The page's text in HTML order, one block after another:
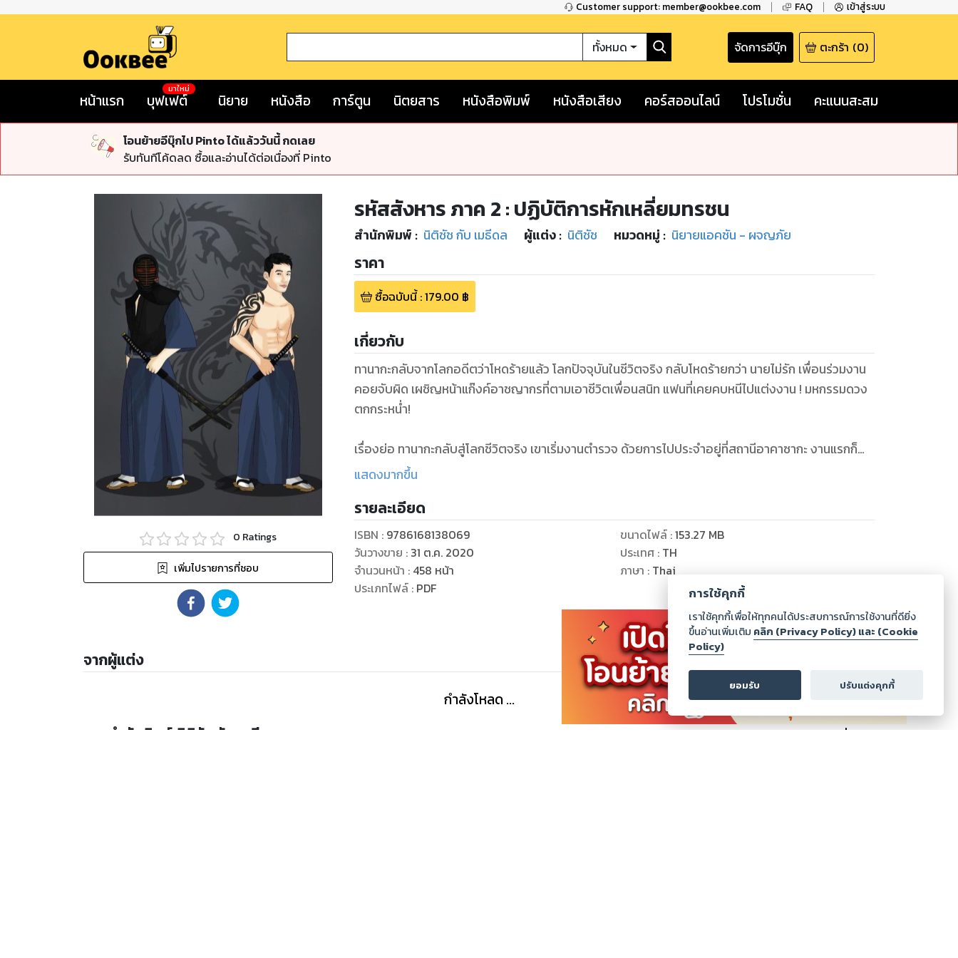
Customer support: member@ookbee.com FAQ เข้าสู่ระบบ
ทั้งหมด จัดการอีบุ๊ก ตะกร้า (0)
หน้าแรก บุฟเฟต์
มาใหม่
นิยาย หนังสือ การ์ตูน นิตยสาร หนังสือพิมพ์ หนังสือเสียง คอร์สออนไลน์ โปรโมชั่น คะแนนสะสม
โอนย้ายอีบุ๊กไป Pinto ได้แล้ววันนี้ กดเลย
รับทันทีโค้ดลด ซื้อและอ่านได้ต่อเนื่องที่ Pinto
0 Ratings
เพิ่มไปรายการที่ชอบ
รหัสสังหาร ภาค 2 : ปฏิบัติการหักเหลี่ยมทรชน
สำนักพิมพ์ : นิติชัช กับ เมธีดล ผู้แต่ง : นิติชัช หมวดหมู่ : นิยายแอคชัน - ผจญภัย
ราคา
ซื้อฉบับนี้:179.00 ฿
เกี่ยวกับ
ทานากะกลับจากโลกอดีตว่าโหดร้ายแล้ว โลกปัจจุบันในชีวิตจริง กลับโหดร้ายกว่า นายไม่รัก เพื่อนร่วมงาน
คอยจับผิด เผชิญหน้าแก๊งค์อาชญากรที่ตามเอาชีวิตเพื่อนสนิท แฟนที่เคยคบหนีไปแต่งงาน ! มหกรรมดวง
ตกกระหน่ำ!
เรื่องย่อ ทานากะกลับสู่โลกชีวิตจริง เขาเริ่มงานตำรวจ ด้วยการไปประจำอยู่ที่สถานีอาคาซากะ งานแรกก็
เผชิญกับคดีวางระเบิดอาคารอิวาเตะ และงานต่อมาคือจับตัวสายส่งยาเสพติด ซึ่งเป็นคนส่งยาให้กับ
ส่งยาคนนี้ โดยอ้างว่าทานากะจับคนผิด เขาผิดหวังในตัว หน.ของเขามาก ที่ทำเช่นนี้ แต่ในความเป็นจริง ใน
โลกของอาชญากร มีอะไรที่เป็นเบื้องลึกเบื้องหลังมากกว่านั้น ทานากะเริ่มสงสัยว่า หน.ของเขา จะเป็น 1 ใน
ขบวนการค้ายาเสพติด ที่แฝงตัวมาเป็นตำรวจ ถึงได้ขัดขวางการทำงานของเขา ในขณะที่ทานากะก็ต้อง
เข้าไปข้องแวะกับแก๊งค์อาชญากรรมอย่างพวก "ยากูซ่า" เนื่องจากเพื่อนสนิทของเขาเสียเงินในบ่อนของ
พวกมัน แล้วติดหนี้ ถูกตามเอาชีวิตรวมถึงคนในครอบครัวด้วย ทานากะจำเป็นต้องเข้าไปช่วยเหลือเพื่อน
สนิทของตน ตำรวจคนหนึ่งที่ไม่มีเส้นมีสาย ต้องเข้าไปต่อสู้กับแก๊งค์อาชญากร และขบวนการค้ายาเสพติด
รายใหญ่ เขาต้องเผชิญกับภัยอันตรายที่ร้ายกาจเกินกว่าที่จะคาดคิด งานนี้เขาจะเอาตัวรอดได้หรือไม่
อย่างไร และอุดมการณ์การเป็นตำรวจจะยังคงยืนหยัดไว้ได้อยู่หรือไม่
แสดงมากขึ้น
รายละเอียด
ISBN : 9786168138069
วันวางขาย : 31 ต.ค. 2020
จำนวนหน้า : 458 หน้า
ประเภทไฟล์: PDF
ขนาดไฟล์:153.27 MB
ประเทศ : TH
ภาษา : Thai
จากผู้แต่ง
กำลังโหลด ...
จากสำนักพิมพ์ นิติชัช กับ เมธีดล ดูเพิ่มเติม
การใช้คุกกี้
เราใช้คุกกี้เพื่อให้ทุกคนได้ประสบการณ์การใช้งานที่ดียิ่ง
ขึ้นอ่านเพิ่มเติม คลิก (Privacy Policy) และ (Cookie
Policy)
ยอมรับ ปรับแต่งคุกกี้